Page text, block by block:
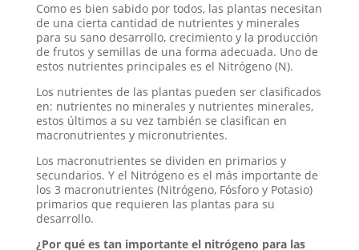
Como es bien sabido por todos, las plantas necesitan
de una cierta cantidad de nutrientes y minerales
para su sano desarrollo, crecimiento y la producción
de frutos y semillas de una forma adecuada. Uno de
estos nutrientes principales es el Nitrógeno (N).
Los nutrientes de las plantas pueden ser clasificados
en: nutrientes no minerales y nutrientes minerales,
estos últimos a su vez también se clasifican en
macronutrientes y micronutrientes.
Los macronutrientes se dividen en primarios y
secundarios. Y el Nitrógeno es el más importante de
los 3 macronutrientes (Nitrógeno, Fósforo y Potasio)
primarios que requieren las plantas para su
desarrollo.
¿Por qué es tan importante el nitrógeno para las